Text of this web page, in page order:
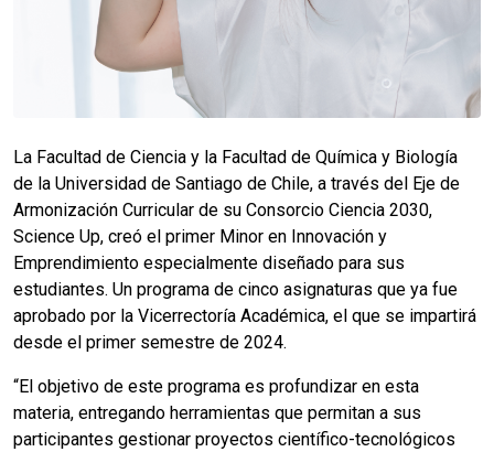
La Facultad de Ciencia y la Facultad de Química y Biología
de la Universidad de Santiago de Chile, a través del Eje de
Armonización Curricular de su Consorcio Ciencia 2030,
Science Up, creó el primer Minor en Innovación y
Emprendimiento especialmente diseñado para sus
estudiantes. Un programa de cinco asignaturas que ya fue
aprobado por la Vicerrectoría Académica, el que se impartirá
desde el primer semestre de 2024.
“El objetivo de este programa es profundizar en esta
materia, entregando herramientas que permitan a sus
participantes gestionar proyectos científico-tecnológicos